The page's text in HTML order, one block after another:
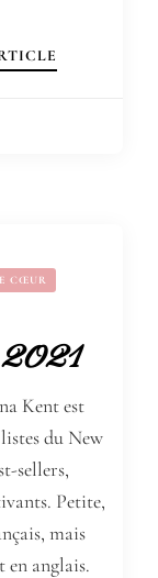
CŒUR
2021
Kent est
du New
sellers,
Petite,
mais
anglais.